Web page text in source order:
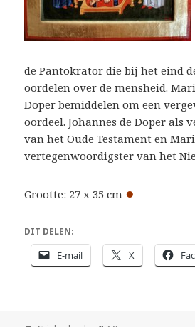
de Pantokrator die bij het eind
oordelen over de mensheid.
Doper bemiddelen om een
oordeel. Johannes de Doper als
van het Oude Testament en
vertegenwoordigster van het
Grootte: 27 x 35 cm ●
DIT DELEN:
E-mail X